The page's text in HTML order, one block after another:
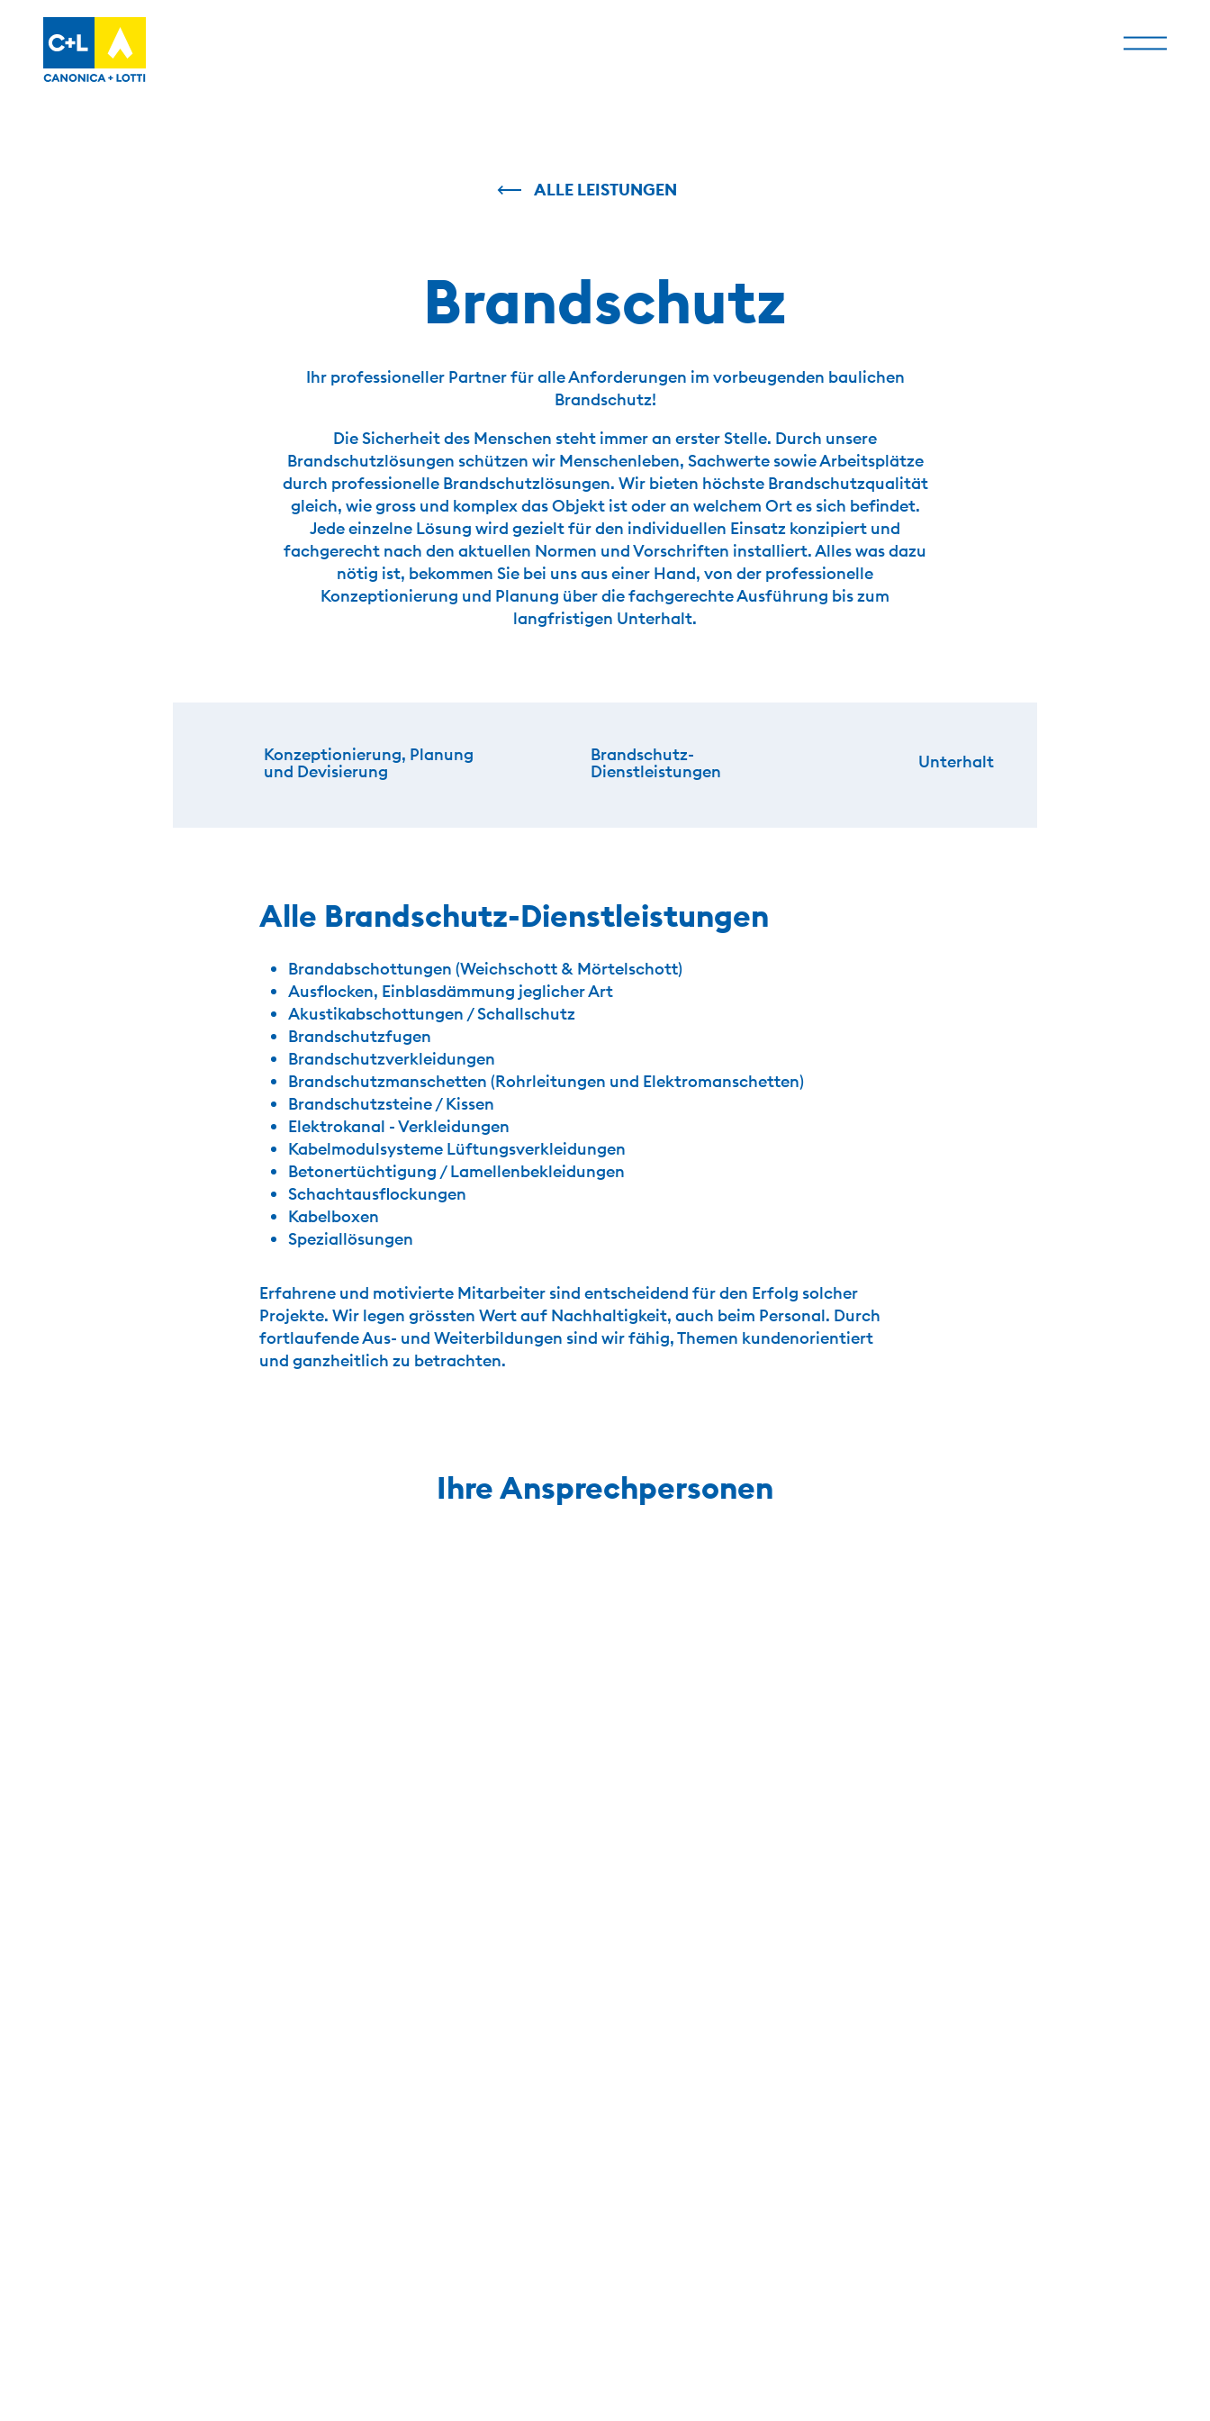
ALLE LEISTUNGEN
Brandschutz
Ihr professioneller Partner für alle Anforderungen im vorbeugenden baulichen
Brandschutz!
Die Sicherheit des Menschen steht immer an erster Stelle. Durch unsere
Brandschutzlösungen schützen wir Menschenleben, Sachwerte sowie Arbeitsplätze
durch professionelle Brandschutzlösungen. Wir bieten höchste Brandschutzqualität
gleich, wie gross und komplex das Objekt ist oder an welchem Ort es sich befindet.
Jede einzelne Lösung wird gezielt für den individuellen Einsatz konzipiert und
fachgerecht nach den aktuellen Normen und Vorschriften installiert. Alles was dazu
nötig ist, bekommen Sie bei uns aus einer Hand, von der professionelle
Konzeptionierung und Planung über die fachgerechte Ausführung bis zum
langfristigen Unterhalt.
Konzeptionierung, Planung
und Devisierung
Brandschutz-
Dienstleistungen
Unterhalt
Alle Brandschutz-Dienstleistungen
Brandabschottungen (Weichschott & Mörtelschott)
Ausflocken, Einblasdämmung jeglicher Art
Akustikabschottungen / Schallschutz
Brandschutzfugen
Brandschutzverkleidungen
Brandschutzmanschetten (Rohrleitungen und Elektromanschetten)
Brandschutzsteine / Kissen
Elektrokanal - Verkleidungen
Kabelmodulsysteme Lüftungsverkleidungen
Betonertüchtigung / Lamellenbekleidungen
Schachtausflockungen
Kabelboxen
Speziallösungen
Erfahrene und motivierte Mitarbeiter sind entscheidend für den Erfolg solcher
Projekte. Wir legen grössten Wert auf Nachhaltigkeit, auch beim Personal. Durch
fortlaufende Aus- und Weiterbildungen sind wir fähig, Themen kundenorientiert
und ganzheitlich zu betrachten.
Ihre Ansprechpersonen